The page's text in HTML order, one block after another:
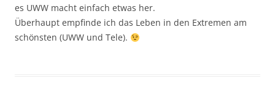
es UWW macht einfach etwas her.
Überhaupt empfinde ich das Leben in den Extremen am
schönsten (UWW und Tele).